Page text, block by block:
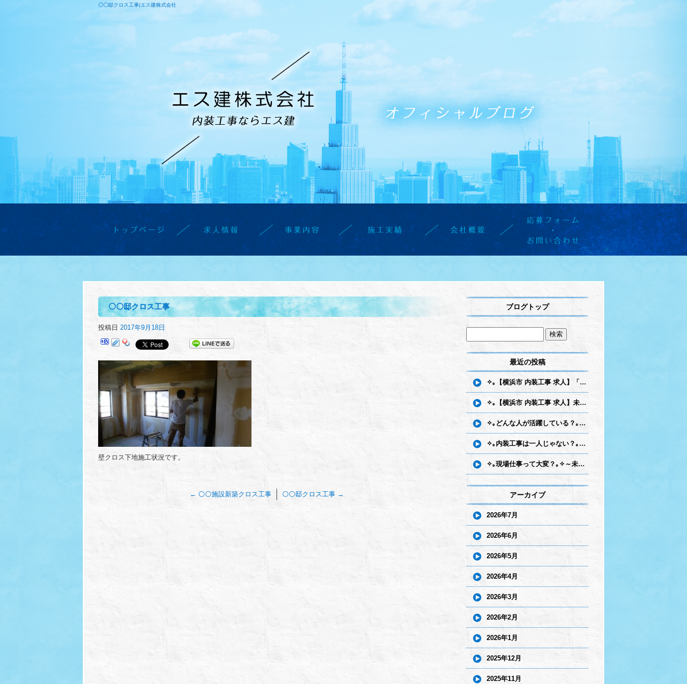
⚪⚪邸クロス工事|エス建株式会社
⚪⚪邸クロス工事
投稿日 2017年9月18日
壁クロス下地施工状況です。
← ⚪⚪施設新築クロス工事 ⚪⚪邸クロス工事 →
ブログトップ
最近の投稿
✧｡【横浜市 内装工事 求人】「最初は誰でも初心者」だから安心！未経験から始める内装職人への第一歩｡✧
✧｡【横浜市 内装工事 求人】未経験から手に職を！エス建で身につく一生モノの技術｡✧
✧｡どんな人が活躍している？｡✧～内装職人に向いている人の特徴とは～
✧｡内装工事は一人じゃない？｡✧～チームで働く仕事の魅力とは～
✧｡現場仕事って大変？｡✧～未経験の方が気になる不安にお答えします～
アーカイブ
2026年7月
2026年6月
2026年5月
2026年4月
2026年3月
2026年2月
2026年1月
2025年12月
2025年11月